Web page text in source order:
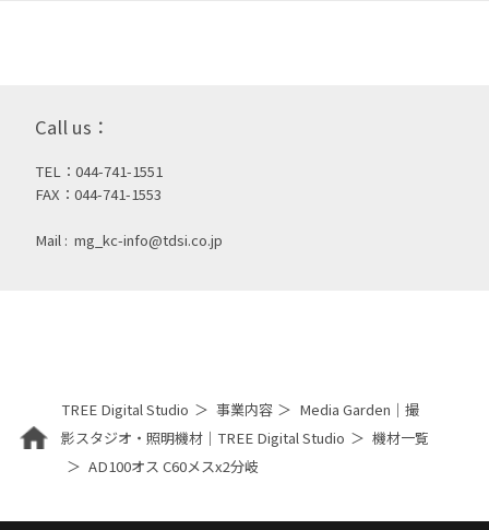
Call us：
TEL：044-741-1551
FAX：044-741-1553
Mail : mg_kc-info@tdsi.co.jp
TREE Digital Studio 事業内容
Media Garden｜撮
影スタジオ・照明機材｜TREE Digital Studio
機材一覧
AD100オス C60メスx2分岐